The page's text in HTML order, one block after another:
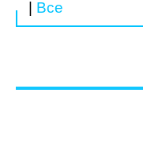
Все